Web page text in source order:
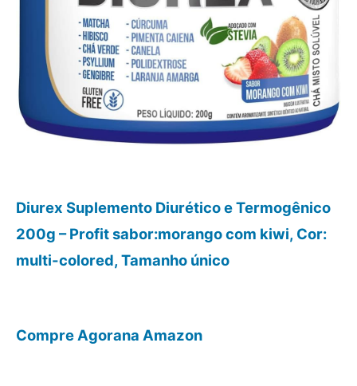
Diurex Suplemento Diurético e Termogênico
200g – Profit sabor:morango com kiwi, Cor:
multi-colored, Tamanho único
Compre Agorana Amazon